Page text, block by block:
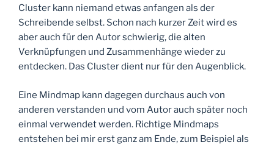
Cluster kann niemand etwas anfangen als der
Schreibende selbst. Schon nach kurzer Zeit wird es
aber auch für den Autor schwierig, die alten
Verknüpfungen und Zusammenhänge wieder zu
entdecken. Das Cluster dient nur für den Augenblick.
Eine Mindmap kann dagegen durchaus auch von
anderen verstanden und vom Autor auch später noch
einmal verwendet werden. Richtige Mindmaps
entstehen bei mir erst ganz am Ende, zum Beispiel als